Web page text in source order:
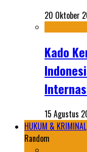
20 Oktober
Kado
15 Agustus
HUKUM & KRIMINAL
Random